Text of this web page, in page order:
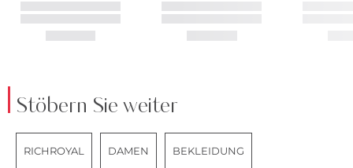
Stöbern Sie weiter
RICHROYAL DAMEN BEKLEIDUNG